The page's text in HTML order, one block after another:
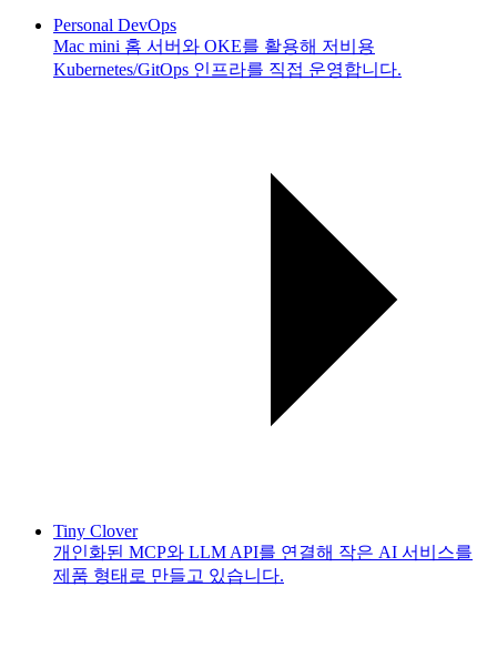
Personal DevOps
Mac mini 홈 서버와 OKE를 활용해 저비용
Kubernetes/GitOps 인프라를 직접 운영합니다.
Tiny Clover
개인화된 MCP와 LLM API를 연결해 작은 AI 서비스를
제품 형태로 만들고 있습니다.